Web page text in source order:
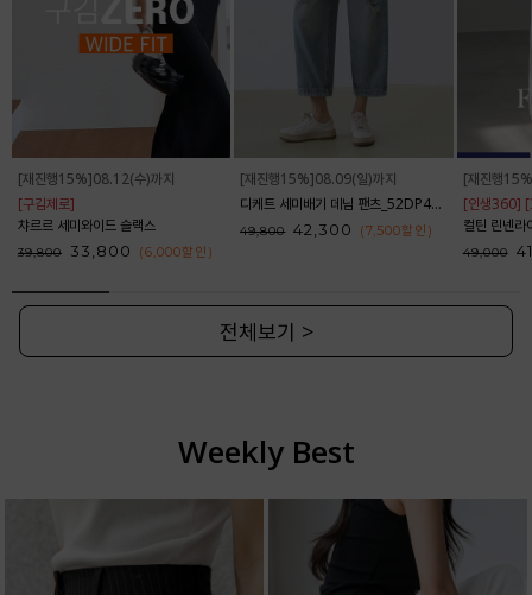
[재진행15%]08.12(수)까지
[구김제로]
챠르르 세미와이드 슬랙스
39,800 33,800 (6,000할인 )
[재진행15%]08.09(일)까지
디케트 세미배기 데님 팬츠_52DP438
49,800 42,300 (7,500할인 )
[재진행
[인생360]
컬틴 린넨라이
49,000
전체보기 >
Weekly Best